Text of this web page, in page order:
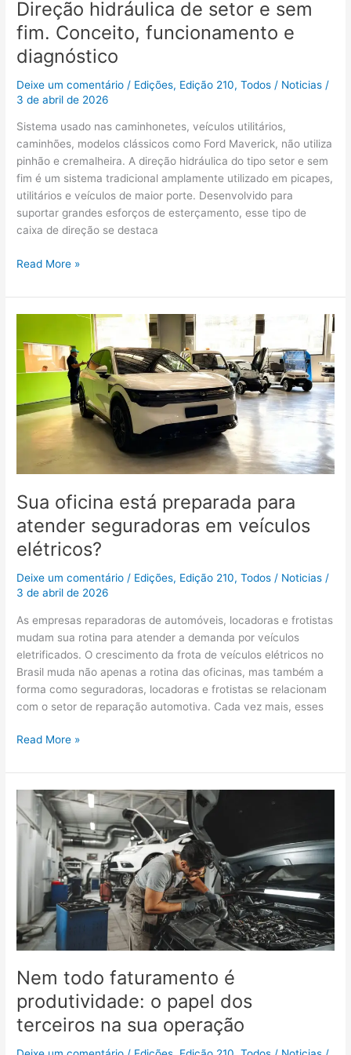
Direção hidráulica de setor e sem
fim. Conceito, funcionamento e
diagnóstico
Deixe um comentário / Edições, Edição 210,Todos / Noticias /
3 de abril de 2026
Sistema usado nas caminhonetes, veículos utilitários,
caminhões, modelos clássicos como Ford Maverick, não utiliza
pinhão e cremalheira. A direção hidráulica do tipo setor e sem
fim é um sistema tradicional amplamente utilizado em picapes,
utilitários e veículos de maior porte. Desenvolvido para
suportar grandes esforços de esterçamento, esse tipo de
caixa de direção se destaca
Read More »
Sua oficina está preparada para
atender seguradoras em veículos
elétricos?
Deixe um comentário / Edições, Edição 210,Todos / Noticias /
3 de abril de 2026
As empresas reparadoras de automóveis, locadoras e frotistas
mudam sua rotina para atender a demanda por veículos
eletrificados. O crescimento da frota de veículos elétricos no
Brasil muda não apenas a rotina das oficinas, mas também a
forma como seguradoras, locadoras e frotistas se relacionam
com o setor de reparação automotiva. Cada vez mais, esses
oficina
está
preparada
atender
seguradoras
veículos
elétricos?
Read More »
Nem todo faturamento é
produtividade: o papel dos
terceiros na sua operação
Nem
todo
faturamento
produtividade:
papel
dos
terceiros
na
sua
operação